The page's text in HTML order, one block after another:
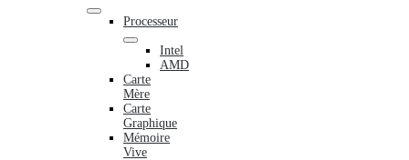
Processeur
Intel
AMD
Carte
Mère
Carte
Graphique
Mémoire
Vive